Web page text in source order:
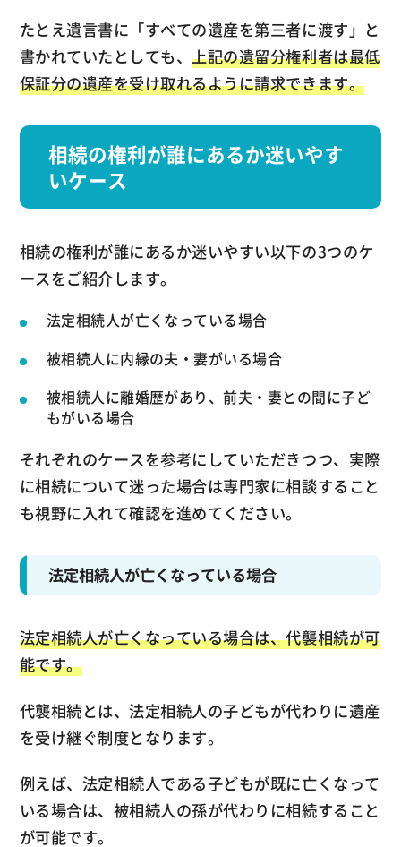
たとえ遺言書に「すべての遺産を第三者に渡す」と
書かれていたとしても、上記の遺留分権利者は最低
保証分の遺産を受け取れるように請求できます。
相続の権利が誰にあるか迷いやす
いケース
相続の権利が誰にあるか迷いやすい以下の3つのケ
ースをご紹介します。
法定相続人が亡くなっている場合
被相続人に内縁の夫・妻がいる場合
被相続人に離婚歴があり、前夫・妻との間に子ど
もがいる場合
それぞれのケースを参考にしていただきつつ、実際
に相続について迷った場合は専門家に相談すること
も視野に入れて確認を進めてください。
法定相続人が亡くなっている場合
法定相続人が亡くなっている場合は、代襲相続が可
能です。
代襲相続とは、法定相続人の子どもが代わりに遺産
を受け継ぐ制度となります。
例えば、法定相続人である子どもが既に亡くなって
いる場合は、被相続人の孫が代わりに相続すること
が可能です。